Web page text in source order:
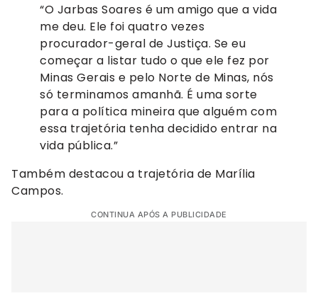
“O Jarbas Soares é um amigo que a vida
me deu. Ele foi quatro vezes
procurador-geral de Justiça. Se eu
começar a listar tudo o que ele fez por
Minas Gerais e pelo Norte de Minas, nós
só terminamos amanhã. É uma sorte
para a política mineira que alguém com
essa trajetória tenha decidido entrar na
vida pública.”
Também destacou a trajetória de Marília
Campos.
CONTINUA APÓS A PUBLICIDADE